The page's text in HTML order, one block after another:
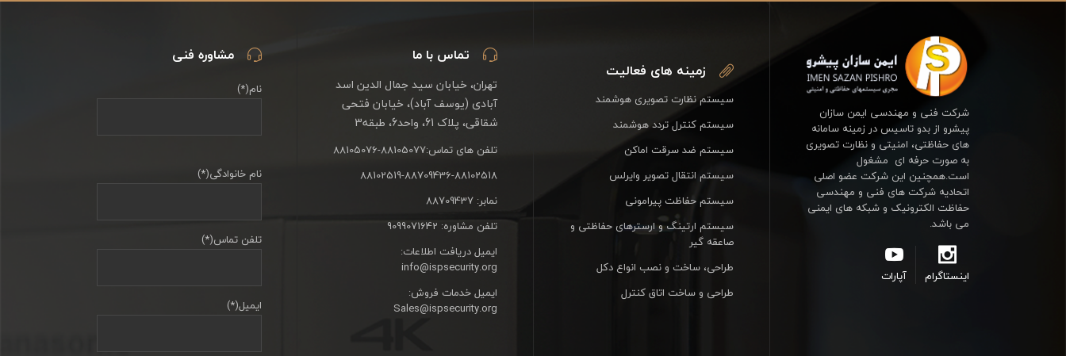
مشاوره فنی
نام(*)
نام خانوادگی(*)
تلفن تماس(*)
ایمیل(*)
تماس با ما
تهران، خیابان سید جمال الدین اسد
آبادی (یوسف آباد)، خیابان فتحی
شقاقی، پلاک 61، واحد6، طبقه3
تلفن های تماس:88105077-88105076
88102519-88709436-88102518
نمابر: 88709437
تلفن مشاوره: 9099071642
ایمیل دریافت اطلاعات:
info@ispsecurity.org
ایمیل خدمات فروش:
Sales@ispsecurity.org
زمینه های فعالیت
سیستم نظارت تصویری هوشمند
سیستم کنترل تردد هوشمند
سیستم ضد سرقت اماکن
سیستم انتقال تصویر وایرلس
سیستم حفاظت پیرامونی
سیستم ارتینگ و ارسترهای حفاظتی و
صاعقه گیر
طراحی، ساخت و نصب انواع دکل
طراحی و ساخت اتاق کنترل
شرکت فنی و مهندسی ایمن سازان
پیشرو از بدو تاسیس در زمینه سامانه
های حفاظتی، امنیتی و نظارت تصویری
به صورت حرفه ای مشغول
است.همچنین این شرکت عضو اصلی
اتحادیه شرکت های فنی و مهندسی
حفاظت الکترونیک و شبکه های ایمنی
می باشد.
اینستاگرام آپارات